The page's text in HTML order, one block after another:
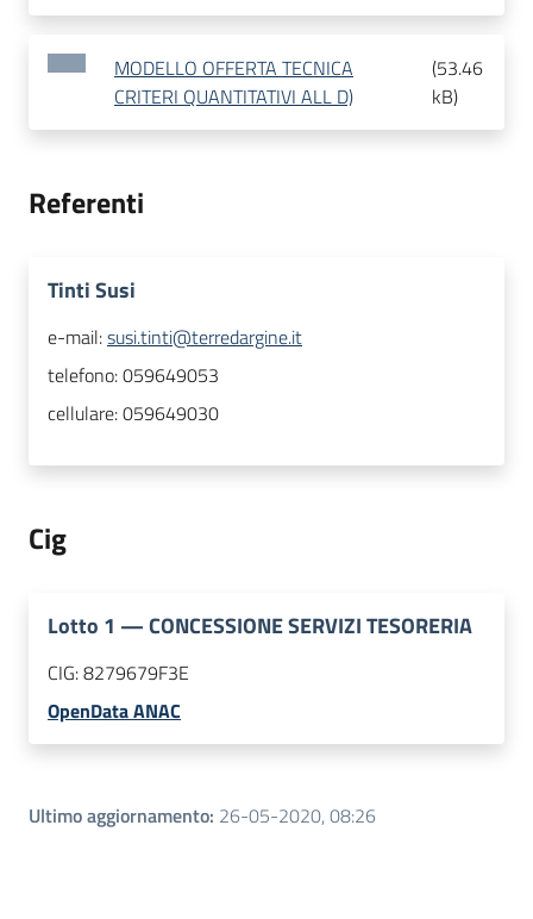
MODELLO OFFERTA TECNICA
CRITERI QUANTITATIVI ALL D)
(53.46
kB)
Referenti
Tinti Susi
e-mail:susi.tinti@terredargine.it
telefono:059649053
cellulare:059649030
Cig
Lotto 1 —CONCESSIONE SERVIZI TESORERIA
CIG:8279679F3E
OpenData ANAC
Ultimo aggiornamento: 26-05-2020, 08:26